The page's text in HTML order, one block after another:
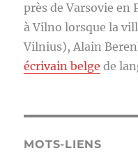
près de Varsovie en
à Vilno lorsque la
Vilnius), Alain
écrivain belge de
MOTS-LIENS